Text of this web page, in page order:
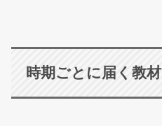
時期ごとに届く教材